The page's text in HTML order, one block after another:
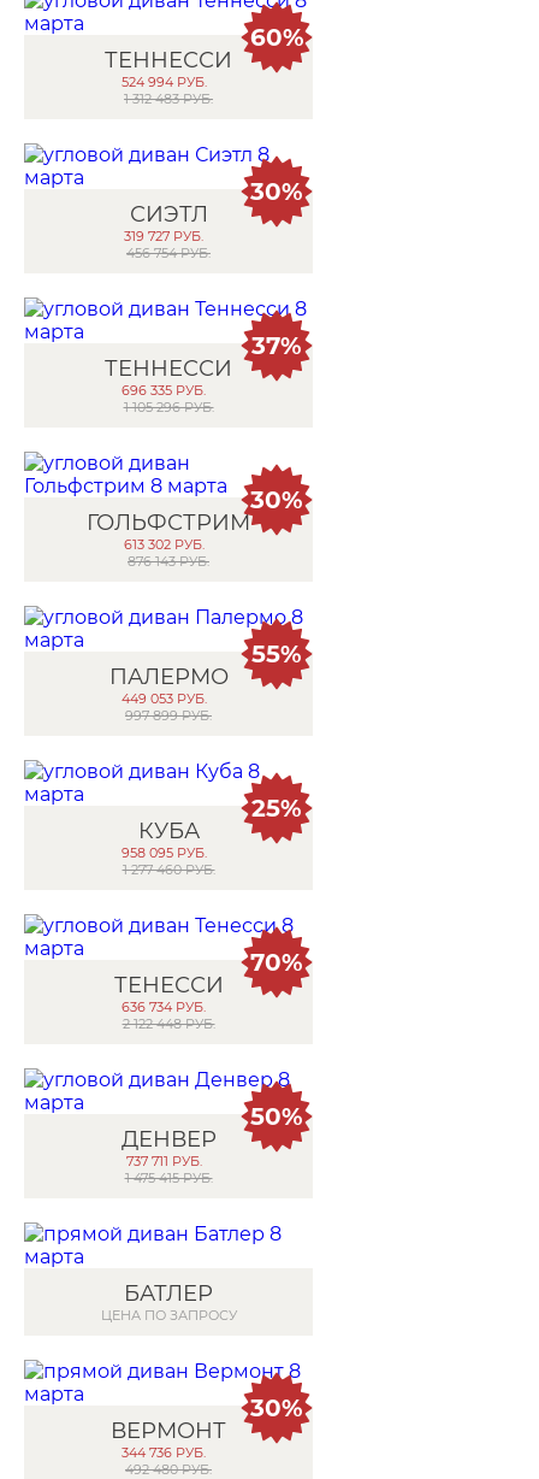
ТЕННЕССИ
524 994 РУБ.
1 312 483 РУБ.
60%
СИЭТЛ
319 727 РУБ.
456 754 РУБ.
30%
ТЕННЕССИ
696 335 РУБ.
1 105 296 РУБ.
37%
ГОЛЬФСТРИМ
613 302 РУБ.
876 143 РУБ.
30%
ПАЛЕРМО
449 053 РУБ.
997 899 РУБ.
55%
КУБА
958 095 РУБ.
1 277 460 РУБ.
25%
ТЕНЕССИ
636 734 РУБ.
2 122 448 РУБ.
70%
ДЕНВЕР
737 711 РУБ.
1 475 415 РУБ.
50%
БАТЛЕР
ЦЕНА ПО ЗАПРОСУ
ВЕРМОНТ
344 736 РУБ.
492 480 РУБ.
30%